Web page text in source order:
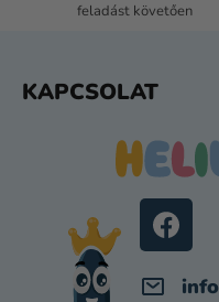
feladást követően
KAPCSOLAT
info